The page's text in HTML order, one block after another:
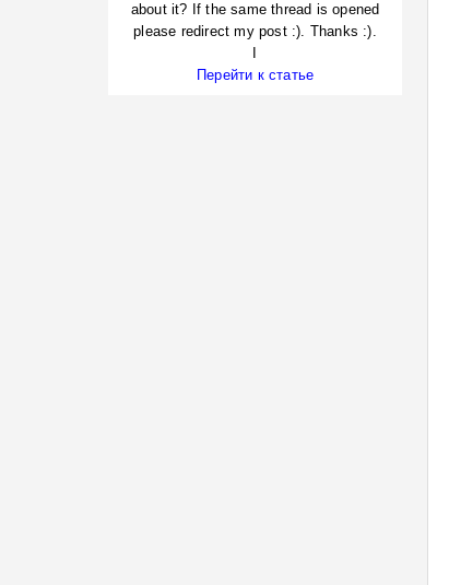
about it? If the same thread is opened
please redirect my post :). Thanks :).
Перейти к статье